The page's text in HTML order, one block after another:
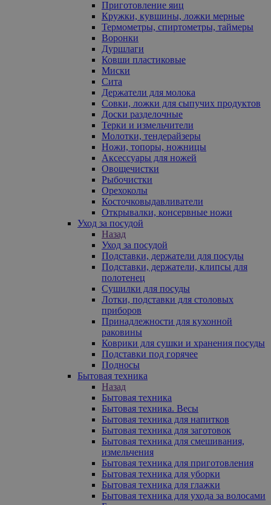
Приготовление яиц
Кружки, кувшины, ложки мерные
Термометры, спиртометры, таймеры
Воронки
Дуршлаги
Ковши пластиковые
Миски
Сита
Держатели для молока
Совки, ложки для сыпучих продуктов
Доски разделочные
Терки и измельчители
Молотки, тендерайзеры
Ножи, топоры, ножницы
Аксессуары для ножей
Овощечистки
Рыбочистки
Орехоколы
Косточковыдавливатели
Открывалки, консервные ножи
Уход за посудой
Назад
Уход за посудой
Подставки, держатели для посуды
Подставки, держатели, клипсы для
полотенец
Сушилки для посуды
Лотки, подставки для столовых
приборов
Принадлежности для кухонной
раковины
Коврики для сушки и хранения посуды
Подставки под горячее
Подносы
Бытовая техника
Назад
Бытовая техника
Бытовая техника. Весы
Бытовая техника для напитков
Бытовая техника для заготовок
Бытовая техника для смешивания,
измельчения
Бытовая техника для приготовления
Бытовая техника для уборки
Бытовая техника для глажки
Бытовая техника для ухода за волосами